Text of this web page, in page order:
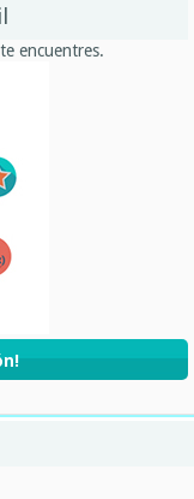
encuentres.